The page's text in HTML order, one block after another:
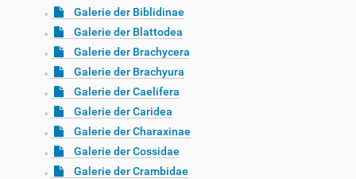
Galerie der Biblidinae
Galerie der Blattodea
Galerie der Brachycera
Galerie der Brachyura
Galerie der Caelifera
Galerie der Caridea
Galerie der Charaxinae
Galerie der Cossidae
Galerie der Crambidae